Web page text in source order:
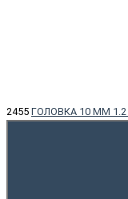
2455 ГОЛОВКА 10 ММ 1.2